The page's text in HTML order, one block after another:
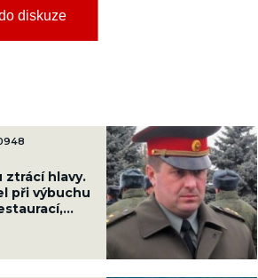
diskuze
ztrácí hlavy.
při výbuchu
šéfa